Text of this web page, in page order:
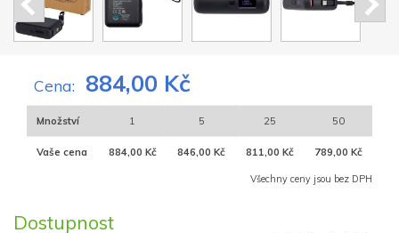
Cena: 884,00 Kč
Množství 1 5 25 50
Vaše cena 884,00 Kč 846,00 Kč 811,00 Kč 789,00 Kč
Všechny ceny jsou bez DPH
Dostupnost